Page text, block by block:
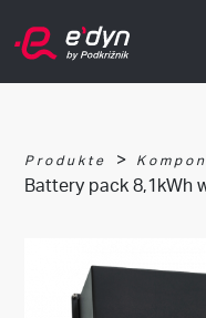
Produkte >
Battery pack 8,1kWh